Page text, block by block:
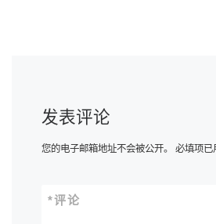
发表评论
您的电子邮箱地址不会被公开。 必填项已
评论
*